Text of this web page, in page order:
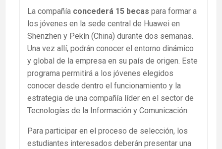
La compañía concederá 15 becas para formar a
los jóvenes en la sede central de Huawei en
Shenzhen y Pekín (China) durante dos semanas.
Una vez allí, podrán conocer el entorno dinámico
y global de la empresa en su país de origen. Este
programa permitirá a los jóvenes elegidos
conocer desde dentro el funcionamiento y la
estrategia de una compañía líder en el sector de
Tecnologías de la Información y Comunicación.
Para participar en el proceso de selección, los
estudiantes interesados deberán presentar una